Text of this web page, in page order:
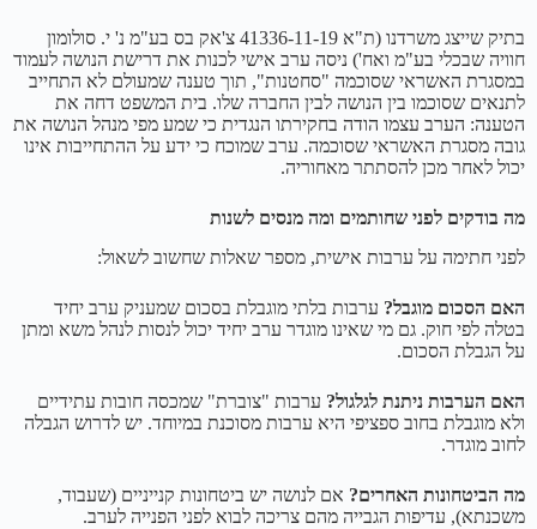
בתיק שייצג משרדנו (ת"א 41336-11-19 צ'אק בס בע"מ נ' י. סולומון
חוויה שבכלי בע"מ ואח') ניסה ערב אישי לכנות את דרישת הנושה לעמוד
במסגרת האשראי שסוכמה "סחטנות", תוך טענה שמעולם לא התחייב
לתנאים שסוכמו בין הנושה לבין החברה שלו. בית המשפט דחה את
הטענה: הערב עצמו הודה בחקירתו הנגדית כי שמע מפי מנהל הנושה את
גובה מסגרת האשראי שסוכמה. ערב שמוכח כי ידע על ההתחייבות אינו
יכול לאחר מכן להסתתר מאחוריה.
מה בודקים לפני שחותמים ומה מנסים לשנות
לפני חתימה על ערבות אישית, מספר שאלות שחשוב לשאול:
האם הסכום מוגבל? ערבות בלתי מוגבלת בסכום שמעניק ערב יחיד
בטלה לפי חוק. גם מי שאינו מוגדר ערב יחיד יכול לנסות לנהל משא ומתן
על הגבלת הסכום.
האם הערבות ניתנת לגלגול? ערבות "צוברת" שמכסה חובות עתידיים
ולא מוגבלת בחוב ספציפי היא ערבות מסוכנת במיוחד. יש לדרוש הגבלה
לחוב מוגדר.
מה הביטחונות האחרים? אם לנושה יש ביטחונות קנייניים (שעבוד,
משכנתא), עדיפות הגבייה מהם צריכה לבוא לפני הפנייה לערב.